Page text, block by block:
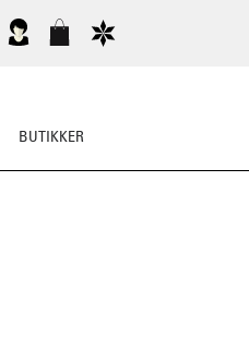
BUTIKKER